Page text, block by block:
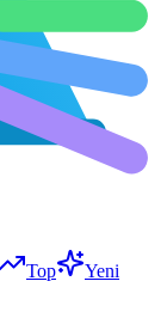
Top Yeni